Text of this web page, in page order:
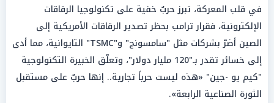
في قلب المعركة، تبرز حربٌ خفية على تكنولوجيا الرقاقات
الإلكترونية، فقرار ترامب بحظر تصدير الرقاقات الأمريكية إلى
الصين أضرّ بشركات مثل "سامسونج" و"TSMC" التايوانية، مما أدى
إلى خسائر تقدر بـ"120 مليار دولار"، وتعلّق الخبيرة التكنولوجية
"كيم يو -جين" «هذه ليست حرباً تجارية.. إنها حربٌ على مستقبل
الثورة الصناعية الرابعة».